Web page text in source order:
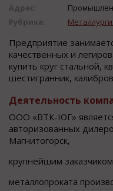
Адрес:
Рубрика:
Предприятие
качественных и
купить круг стальной,
шестигранник,
Деятельность
ООО «ВТК-ЮГ»
авторизованных
Магнитогорск,
крупнейшим заказчиком
металлопроката